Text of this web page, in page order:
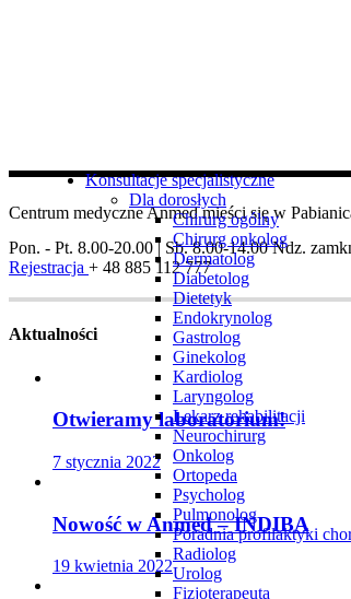
Centrum medyczne Anmed mieści się w
Pon. - Pt. 8.00-20.00 | Sb. 8.00-14.00 Ndz.
Rejestracja + 48 885 112 777
Aktualności
Otwieramy laboratorium!
7 stycznia 2022
Nowość w Anmed – INDIBA
19 kwietnia 2022
Konsultacje specjalistyczne
Dla dorosłych
Chirurg ogólny
Chirurg onkolog
Dermatolog
Diabetolog
Dietetyk
Endokrynolog
Gastrolog
Ginekolog
Kardiolog
Laryngolog
Lekarz rehabilitacji
Neurochirurg
Onkolog
Ortopeda
Psycholog
Pulmonolog
Poradnia profilaktyki
Radiolog
Urolog
Fizjoterapeuta